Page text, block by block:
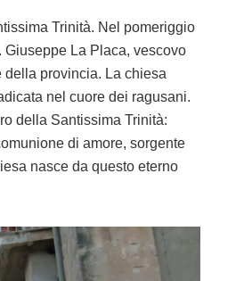
Trinità. Nel pomeriggio
Giuseppe La Placa, vescovo
provincia. La chiesa
nel cuore dei ragusani.
della Santissima Trinità:
di amore, sorgente
nasce da questo eterno